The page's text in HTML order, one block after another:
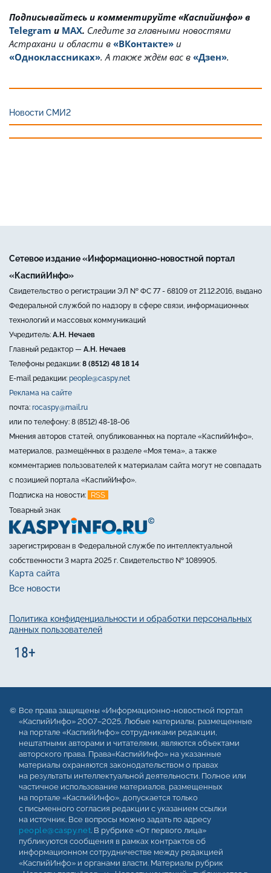
Подписывайтесь и комментируйте «Каспийинфо» в
Telegram и MAX. Cледите за главными новостями
Астрахани и области в «ВКонтакте» и
«Одноклассниках». А также ждём вас в «Дзен».
Новости СМИ2
Сетевое издание «Информационно-новостной портал
«КаспийИнфо»
Свидетельство о регистрации ЭЛ № ФС 77 - 68109 от 21.12.2016, выдано
Федеральной службой по надзору в сфере связи, информационных
технологий и массовых коммуникаций
Учредитель: А.Н. Нечаев
Главный редактор — А.Н. Нечаев
Телефоны редакции: 8 (8512) 48 18 14
E-mail редакции: people@caspy.net
Реклама на сайте
почта: rocaspy@mail.ru
или по телефону: 8 (8512) 48-18-06
Мнения авторов статей, опубликованных на портале «КаспийИнфо»,
материалов, размещённых в разделе «Моя тема», а также
комментариев пользователей к материалам сайта могут не совпадать
с позицией портала «КаспийИнфо».
Подписка на новости:
RSS
Товарный знак
зарегистрирован в Федеральной службе по интеллектуальной
собственности 3 марта 2025 г. Свидетельство № 1089905.
Карта сайта
Все новости
Политика конфиденциальности и обработки персональных
данных пользователей
Все права защищены «Информационно-новостной портал
«КаспийИнфо» 2007–2025. Любые материалы, размещенные
на портале «КаспийИнфо» сотрудниками редакции,
нештатными авторами и читателями, являются объектами
авторского права. Права«КаспийИнфо» на указанные
материалы охраняются законодательством о правах
на результаты интеллектуальной деятельности. Полное или
частичное использование материалов, размещенных
на портале «КаспийИнфо», допускается только
с письменного согласия редакции с указанием ссылки
на источник. Все вопросы можно задать по адресу
people@caspy.net. В рубрике «От первого лица»
публикуются сообщения в рамках контрактов об
информационном сотрудничестве между редакцией
«КаспийИнфо» и органами власти. Материалы рубрик